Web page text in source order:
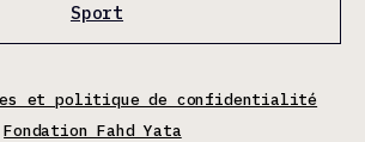
Sport
et politique de confidentialité
Fondation Fahd Yata